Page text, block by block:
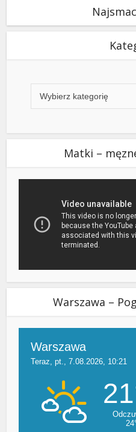
Matki –
Warszawa –